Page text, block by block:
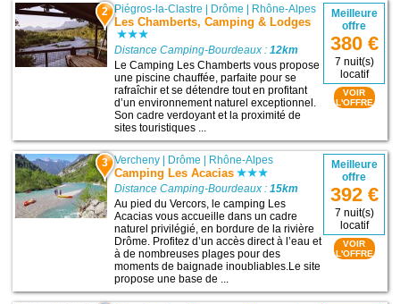
2 Piégros-la-Clastre Drôme Rhône-Alpes
Les Chamberts, Camping & Lodges
Distance Camping-Bourdeaux :12km
Le Camping Les Chamberts vous propose
une piscine chauffée, parfaite pour se
rafraîchir et se détendre tout en profitant
d’un environnement naturel exceptionnel.
Son cadre verdoyant et la proximité de
sites touristiques ...
Meilleure
offre
380 €
7 nuit(s)
locatif
VOIR
L'OFFRE
3 Vercheny Drôme Rhône-Alpes
Camping Les Acacias
Distance Camping-Bourdeaux :15km
Au pied du Vercors, le camping Les
Acacias vous accueille dans un cadre
naturel privilégié, en bordure de la rivière
Drôme. Profitez d’un accès direct à l’eau et
à de nombreuses plages pour des
moments de baignade inoubliables.Le site
propose une base de ...
Meilleure
offre
392 €
7 nuit(s)
locatif
VOIR
L'OFFRE